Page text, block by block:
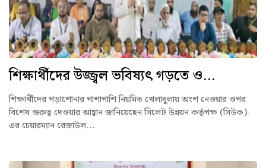
শিক্ষার্থীদের উজ্জ্বল ভবিষ্যৎ গড়তে ও...
শিক্ষার্থীদের পড়াশোনার পাশাপাশি নিয়মিত খেলাধুলায় অংশ নেওয়ার ওপর
বিশেষ গুরুত্ব দেওয়ার আহ্বান জানিয়েছেন সিলেট উন্নয়ন কর্তৃপক্ষ (সিউক)-
এর চেয়ারম্যান রেজাউল...